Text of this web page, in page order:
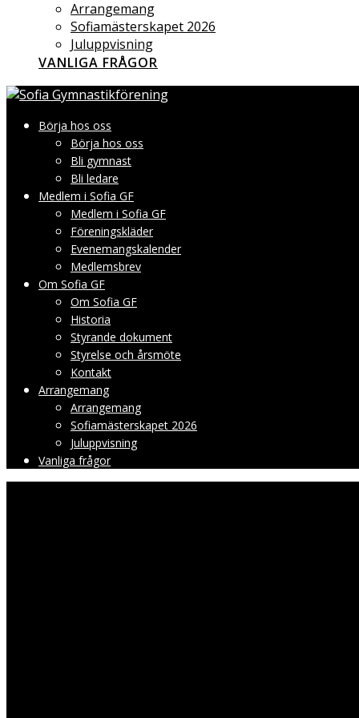
Arrangemang
Sofiamästerskapet 2026
Juluppvisning
VANLIGA FRÅGOR
Börja hos oss
Börja hos oss
Bli gymnast
Bli ledare
Medlem i Sofia GF
Medlem i Sofia GF
Föreningskläder
Evenemangskalender
Medlemsbrev
Om Sofia GF
Om Sofia GF
Historia
Styrande dokument
Styrelse och årsmöte
Kontakt
Arrangemang
Arrangemang
Sofiamästerskapet 2026
Juluppvisning
Vanliga frågor